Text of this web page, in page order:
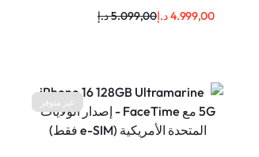
5.099,00د.إ 4.999,00د.إ
غير متوفر